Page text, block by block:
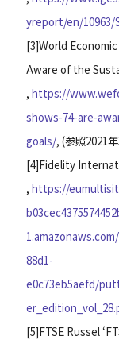
yreport/en/10963/
[3]World
Aware of the
,https://
shows-74-are-
goals/, (参照2021
[4]Fidelity
,https://
88d1-
e0c73eb5aefd/
[5]FTSE Russel